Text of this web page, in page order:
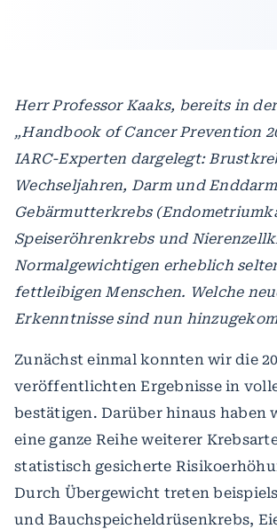
Herr Professor Kaaks, bereits in
„Handbook of Cancer Prevention
IARC-Experten dargelegt:
Wechseljahren, Darm und
Gebärmutterkrebs
Speiseröhrenkrebs und
Normalgewichtigen erheblich
fettleibigen Menschen. Welche
Erkenntnisse sind nun
Zunächst einmal konnten wir die
veröffentlichten Ergebnisse in
bestätigen. Darüber hinaus haben
eine ganze Reihe weiterer
statistisch gesicherte
Durch Übergewicht treten
und Bauchspeicheldrüsenkrebs,